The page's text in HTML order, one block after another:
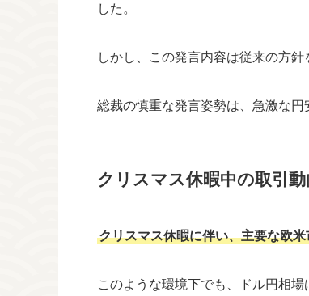
した。
しかし、この発言内容は従来の方
総裁の慎重な発言姿勢は、急激な円
クリスマス休暇中の取引動
クリスマス休暇に伴い、主要な欧
このような環境下でも、ドル円相